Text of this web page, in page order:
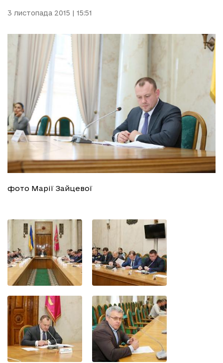
3 листопада 2015 | 15:51
фото Марії Зайцевої